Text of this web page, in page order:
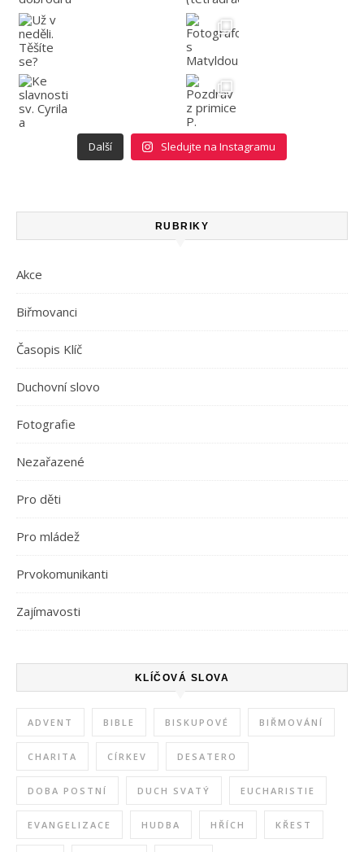
Další Sledujte na Instagramu
RUBRIKY
Akce
Biřmovanci
Časopis Klíč
Duchovní slovo
Fotografie
Nezařazené
Pro děti
Pro mládež
Prvokomunikanti
Zajímavosti
KLÍČOVÁ SLOVA
ADVENT BIBLE BISKUPOVÉ BIŘMOVÁNÍ
CHARITA CÍRKEV DESATERO
DOBA POSTNÍ DUCH SVATÝ EUCHARISTIE
EVANGELIZACE HUDBA HŘÍCH KŘEST